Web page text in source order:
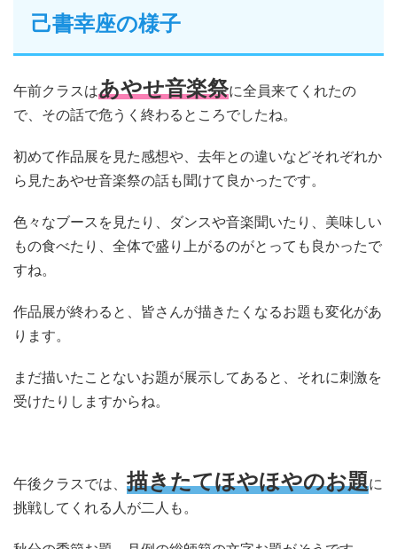
己書幸座の様子
午前クラスはあやせ音楽祭に全員来てくれたの
で、その話で危うく終わるところでしたね。
初めて作品展を見た感想や、去年との違いなどそれぞれか
ら見たあやせ音楽祭の話も聞けて良かったです。
色々なブースを見たり、ダンスや音楽聞いたり、美味しい
もの食べたり、全体で盛り上がるのがとっても良かったで
すね。
作品展が終わると、皆さんが描きたくなるお題も変化があ
ります。
まだ描いたことないお題が展示してあると、それに刺激を
受けたりしますからね。
午後クラスでは、 描きたてほやほやのお題に
挑戦してくれる人が二人も。